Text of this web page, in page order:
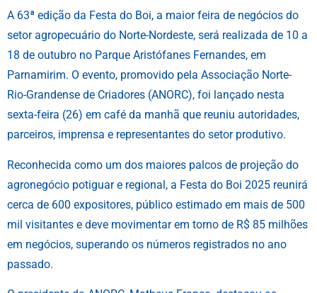
A 63ª edição da Festa do Boi, a maior feira de negócios do
setor agropecuário do Norte-Nordeste, será realizada de 10 a
18 de outubro no Parque Aristófanes Fernandes, em
Parnamirim. O evento, promovido pela Associação Norte-
Rio-Grandense de Criadores (ANORC), foi lançado nesta
sexta-feira (26) em café da manhã que reuniu autoridades,
parceiros, imprensa e representantes do setor produtivo.
Reconhecida como um dos maiores palcos de projeção do
agronegócio potiguar e regional, a Festa do Boi 2025 reunirá
cerca de 600 expositores, público estimado em mais de 500
mil visitantes e deve movimentar em torno de R$ 85 milhões
em negócios, superando os números registrados no ano
passado.